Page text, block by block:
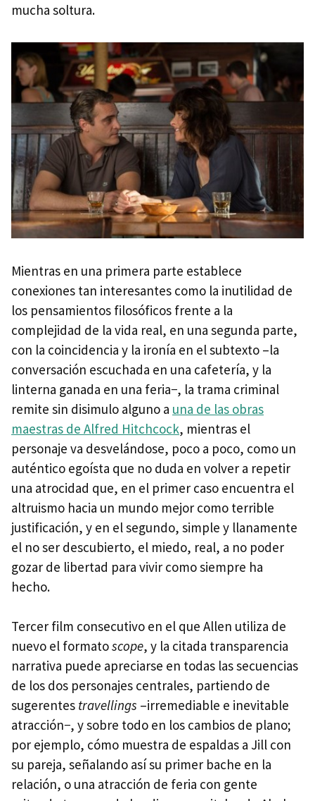
mucha soltura.
Mientras en una primera parte establece
conexiones tan interesantes como la inutilidad de
los pensamientos filosóficos frente a la
complejidad de la vida real, en una segunda parte,
con la coincidencia y la ironía en el subtexto –la
conversación escuchada en una cafetería, y la
linterna ganada en una feria−, la trama criminal
remite sin disimulo alguno a una de las obras
maestras de Alfred Hitchcock, mientras el
personaje va desvelándose, poco a poco, como un
auténtico egoísta que no duda en volver a repetir
una atrocidad que, en el primer caso encuentra el
altruismo hacia un mundo mejor como terrible
justificación, y en el segundo, simple y llanamente
el no ser descubierto, el miedo, real, a no poder
gozar de libertad para vivir como siempre ha
hecho.
Tercer film consecutivo en el que Allen utiliza de
nuevo el formatoscope, y la citada transparencia
narrativa puede apreciarse en todas las secuencias
de los dos personajes centrales, partiendo de
sugerentes travellings –irremediable e inevitable
atracción−, y sobre todo en los cambios de plano;
por ejemplo, cómo muestra de espaldas a Jill con
su pareja, señalando así su primer bache en la
relación, o una atracción de feria con gente